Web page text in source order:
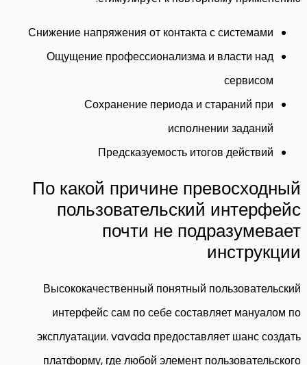
Снижение напряжения от контакта с системами
Ощущение профессионализма и власти над
сервисом
Сохранение периода и стараний при
исполнении заданий
Предсказуемость итогов действий
По какой причине превосходный
пользовательский интерфейс
почти не подразумевает
инструкции
Высококачественный понятный пользовательский
интерфейс сам по себе составляет мануалом по
эксплуатации. vavada предоставляет шанс создать
платформу, где любой элемент пользовательского